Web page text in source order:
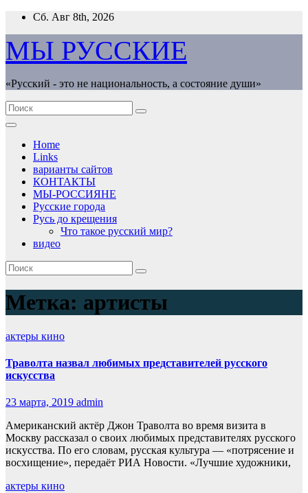
Перейти
содержимому
Сб. Авг 8th, 2026
МЫ РУССКИЕ
«Русский - это не национальность, а состояние души»
Home
Links
варианты сайтов
КОНТАКТЫ
МЫ-РОССИЯНЕ
Русские города
Русь до крещения
Что такое русский мир?
видео
Метка: артисты
актеры кино
Траволта назвал любимых представителей русского
искусства
23 марта, 2019 admin
Американский актёр Джон Траволта во время визита в
Москву рассказал о своих любимых представителях русского
искусства. По его словам, русская культура — «потрясение и
восхищение», передаёт РИА Новости. «Лучшие художники,
актеры кино